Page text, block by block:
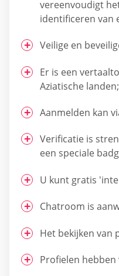
vereenvoudigt
identificeren van
Veilige en
Er is een
Aziatische landen;
Aanmelden kan
Verificatie is
een speciale
U kunt gratis
Chatroom is
Het bekijken van
Profielen hebben